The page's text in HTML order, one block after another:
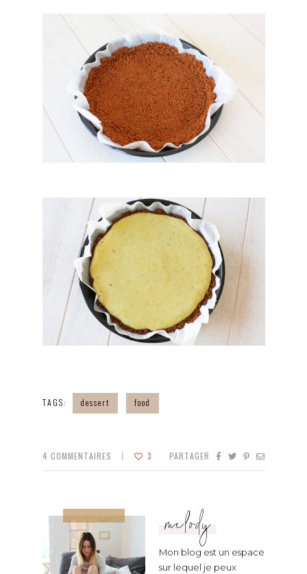
TAGS: dessert food
4 COMMENTAIRES 3 PARTAGER
melody
Mon blog est un espace
sur lequel je peux